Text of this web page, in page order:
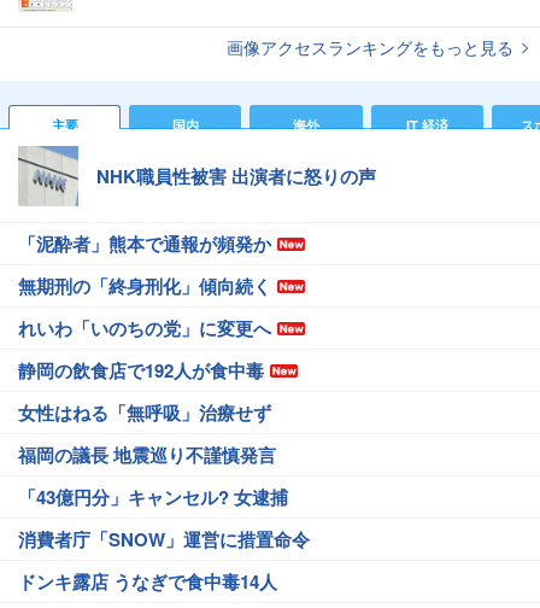
画像アクセスランキングをもっと見る
主要 国内 海外 IT 経済 ス
NHK職員性被害 出演者に怒りの声
「泥酔者」熊本で通報が頻発か
無期刑の「終身刑化」傾向続く
れいわ「いのちの党」に変更へ
静岡の飲食店で192人が食中毒
女性はねる「無呼吸」治療せず
福岡の議長 地震巡り不謹慎発言
「43億円分」キャンセル? 女逮捕
消費者庁「SNOW」運営に措置命令
ドンキ露店 うなぎで食中毒14人